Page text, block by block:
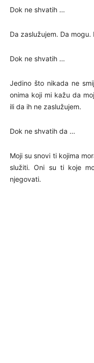
Dok ne shvatih …
Da zaslužujem. Da mogu.
Dok ne shvatih …
Jedino što nikada ne
onima koji mi kažu da
ili da ih ne zaslužujem.
Dok ne shvatih da …
Moji su snovi ti kojima
služiti. Oni su ti koje
njegovati.